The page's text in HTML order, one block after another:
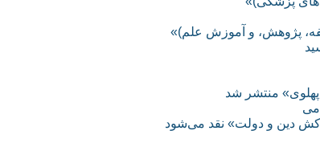
پژوهش، و آموزش علم)»
پهلوی» منتشر شد
دین و دولت» نقد می‌شود